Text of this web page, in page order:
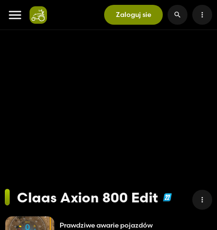
Zaloguj sie
Claas Axion 800 Edit
Prawdziwe awarie pojazdów